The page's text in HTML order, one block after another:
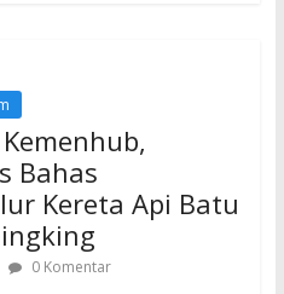
Bahas
Kereta Api Batu
0 Komentar